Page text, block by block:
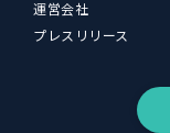
運営会社
プレスリリース